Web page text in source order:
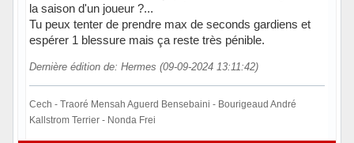
la saison d'un joueur ?...
Tu peux tenter de prendre max de seconds gardiens et
espérer 1 blessure mais ça reste très pénible.
Dernière édition de: Hermes (09-09-2024 13:11:42)
Cech - Traoré Mensah Aguerd Bensebaini - Bourigeaud André
Kallstrom Terrier - Nonda Frei